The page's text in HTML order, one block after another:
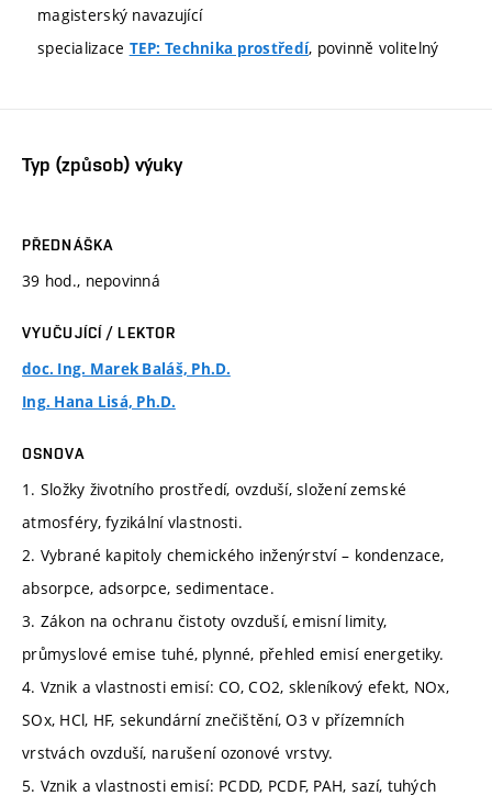
magisterský navazující
specializace TEP: Technika prostředí, povinně volitelný
Typ (způsob) výuky
PŘEDNÁŠKA
39 hod., nepovinná
VYUČUJÍCÍ / LEKTOR
doc. Ing. Marek Baláš, Ph.D.
Ing. Hana Lisá, Ph.D.
OSNOVA
1. Složky životního prostředí, ovzduší, složení zemské
atmosféry, fyzikální vlastnosti.
2. Vybrané kapitoly chemického inženýrství – kondenzace,
absorpce, adsorpce, sedimentace.
3. Zákon na ochranu čistoty ovzduší, emisní limity,
průmyslové emise tuhé, plynné, přehled emisí energetiky.
4. Vznik a vlastnosti emisí: CO, CO2, skleníkový efekt, NOx,
SOx, HCl, HF, sekundární znečištění, O3 v přízemních
vrstvách ovzduší, narušení ozonové vrstvy.
5. Vznik a vlastnosti emisí: PCDD, PCDF, PAH, sazí, tuhých